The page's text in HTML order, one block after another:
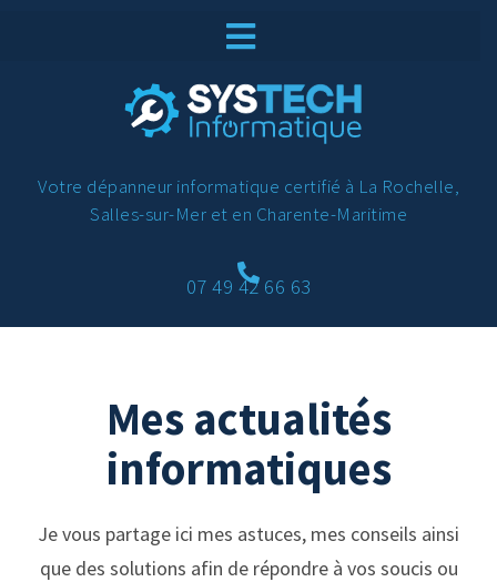
Votre dépanneur informatique certifié à La Rochelle,
Salles-sur-Mer et en Charente-Maritime
07 49 42 66 63
Mes actualités
informatiques
Je vous partage ici mes astuces, mes conseils ainsi
que des solutions afin de répondre à vos soucis ou